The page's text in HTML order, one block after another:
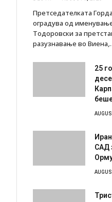
Претседателката
оградува од
Тодоровски за
разузнавање во
25
САД